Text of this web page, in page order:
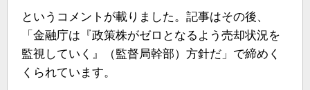
というコメントが載りました。記事はその後、
「金融庁は『政策株がゼロとなるよう売却状況を
監視していく』（監督局幹部）方針だ」で締めく
くられています。